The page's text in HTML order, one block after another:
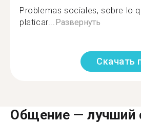
Problemas sociales, sobre lo
platicar... Развернуть
Скачать
Общение — лучший